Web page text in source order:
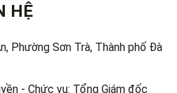
HỆ
Phường Sơn Trà, Thành phố Đà
- Chức vụ: Tổng Giám đốc